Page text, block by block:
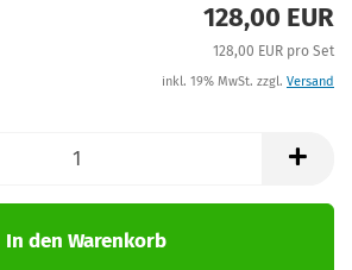
128,00 EUR
128,00 EUR pro Set
inkl. 19% MwSt. zzgl. Versand
In den Warenkorb